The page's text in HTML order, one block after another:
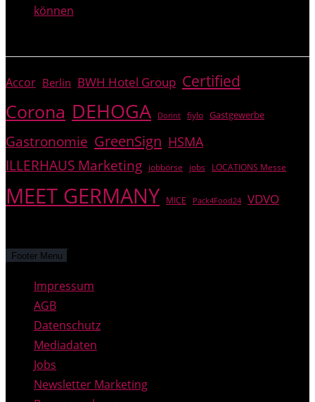
können
Accor Berlin BWH Hotel Group Certified
Corona DEHOGA Dorint fiylo Gastgewerbe
Gastronomie GreenSign HSMA
ILLERHAUS Marketing jobbörse jobs LOCATIONS Messe
MEET GERMANY MICE Pack4Food24 VDVO
Footer Menu
Impressum
AGB
Datenschutz
Mediadaten
Jobs
Newsletter Marketing